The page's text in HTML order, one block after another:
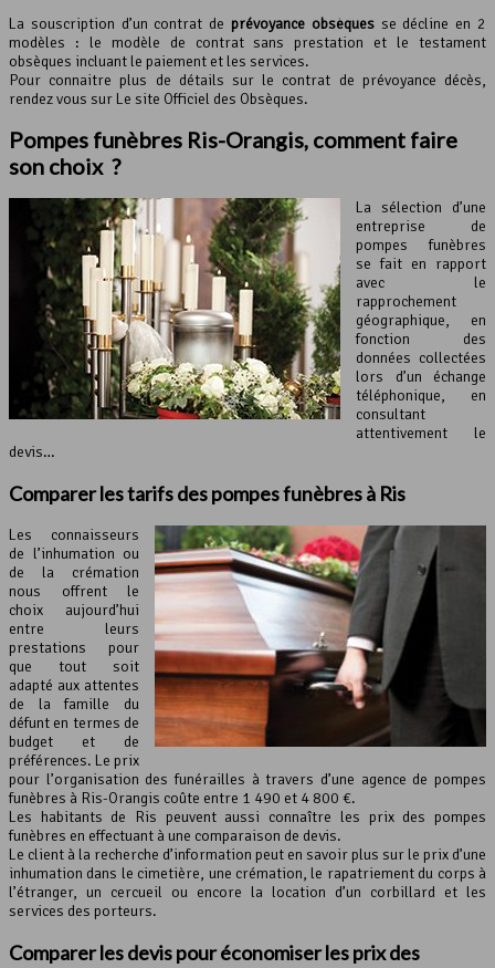
La souscription d’un contrat de prévoyance obsèquesse décline en 2
modèles : le modèle de contrat sans prestation et le testament
obsèques incluant le paiement et les services.
Pour connaitre plus de détails sur le contrat de prévoyance décès,
rendez vous sur Le site Officiel des Obsèques.
Pompes funèbres Ris-Orangis, comment faire
son choix ?
La sélection d’une
entreprise de
pompes funèbres
se fait en rapport
avec le
rapprochement
géographique, en
fonction des
données collectées
lors d’un échange
téléphonique, en
consultant
attentivement le
devis…
Comparer les tarifs des pompes funèbres à Ris
Les connaisseurs
de l’inhumation ou
de la crémation
nous offrent le
choix aujourd’hui
entre leurs
prestations pour
que tout soit
adapté aux attentes
de la famille du
défunt en termes de
budget et de
préférences. Le prix
pour l’organisation des funérailles à travers d’une agence de pompes
funèbres à Ris-Orangis coûte entre 1 490 et 4 800 €.
Les habitants de Ris peuvent aussi connaître les prix des pompes
funèbres en effectuant à une comparaison de devis.
Le client à la recherche d’information peut en savoir plus sur le prix d’une
inhumation dans le cimetière, une crémation, le rapatriement du corps à
l’étranger, un cercueil ou encore la location d’un corbillard et les
services des porteurs.
Comparer les devis pour économiser les prix des